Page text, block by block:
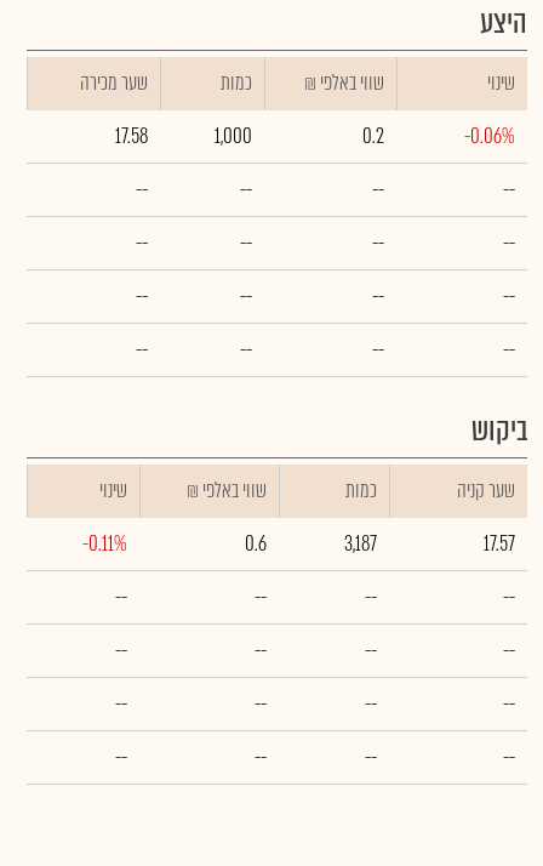
היצע
שינוי ₪ שווי באלפי כמות
שער מכירה
-0.06%
0.2
1,000
17.58
--
--
--
--
--
--
--
--
--
--
--
--
--
--
--
--
ביקוש
שער קניה כמות ₪ שווי באלפי
שינוי
17.57
3,187
0.6
-0.11%
--
--
--
--
--
--
--
--
--
--
--
--
--
--
--
--